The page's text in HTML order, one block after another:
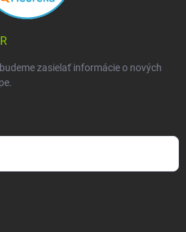
zasielať informácie o nových